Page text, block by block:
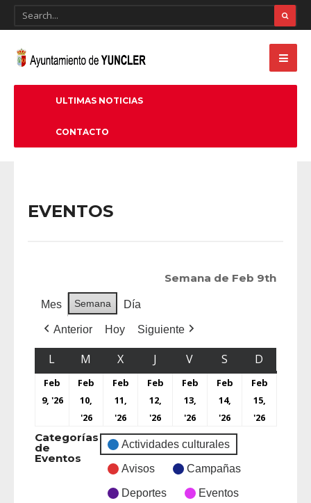
ULTIMAS NOTICIAS
CONTACTO
EVENTOS
Semana de Feb 9th
Mes Semana Día
Anterior Hoy Siguiente
L M X J V S D
Feb
9, '26
Feb
10,
'26
Feb
11,
'26
Feb
12,
'26
Feb
13,
'26
Feb
14,
'26
Feb
15,
'26
Categorías
de
Eventos
Actividades culturales
Avisos Campañas
Deportes Eventos